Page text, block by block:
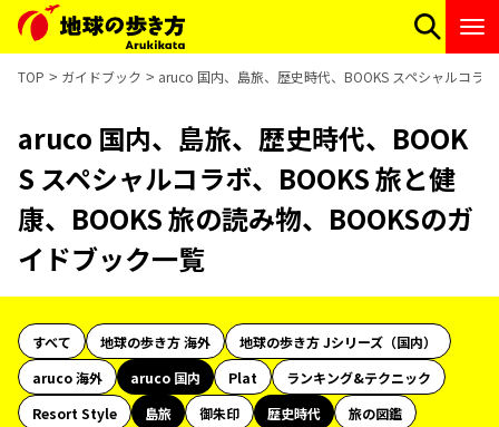
TOP ガイドブック aruco 国内、島旅、歴史時代、BOOKS スペシャルコラ
aruco 国内、島旅、歴史時代、BOOK
S スペシャルコラボ、BOOKS 旅と健
康、BOOKS 旅の読み物、BOOKSのガ
イドブック一覧
すべて 地球の歩き方 海外
地球の歩き方 Jシリーズ（国内）
aruco 海外
aruco 国内 Plat
ランキング&テクニック
Resort Style
島旅 御朱印 歴史時代
旅の図鑑